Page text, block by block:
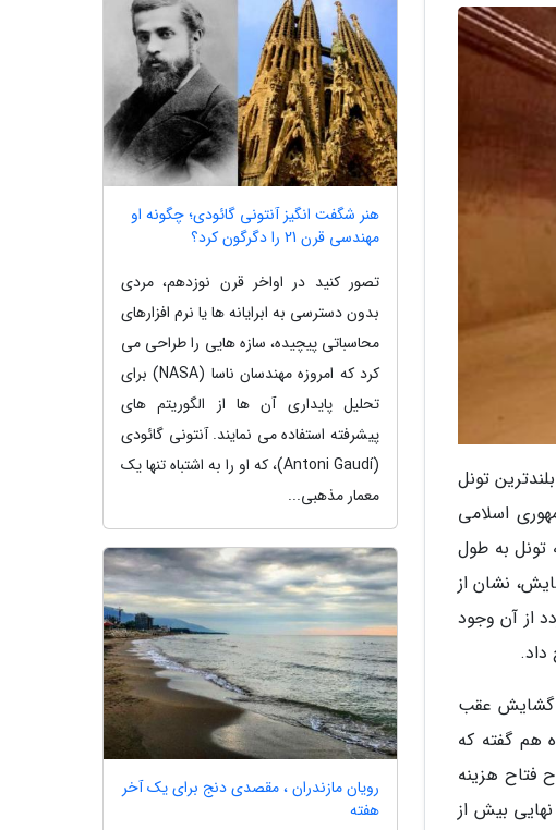
تونل
جمهوری اسلامی
تونل به طول
نشان از
از آن وجود
داد.
گشایش عقب
هم گفته که
در روز افتتاح فتاح هزینه
می آید هزینه نهایی بیش از
هنر شگفت انگیز آنتونی گائودی؛ چگونه او
مهندسی قرن 21 را دگرگون کرد؟
تصور کنید در اواخر قرن نوزدهم، مردی
بدون دسترسی به ابرایانه ها یا نرم افزارهای
محاسباتی پیچیده، سازه هایی را طراحی می
کرد که امروزه مهندسان ناسا (NASA) برای
تحلیل پایداری آن ها از الگوریتم های
پیشرفته استفاده می نمایند. آنتونی گائودی
(Antoni Gaudí)، که او را به اشتباه تنها یک
معمار مذهبی...
رویان مازندران ، مقصدی دنج برای یک آخر
هفته